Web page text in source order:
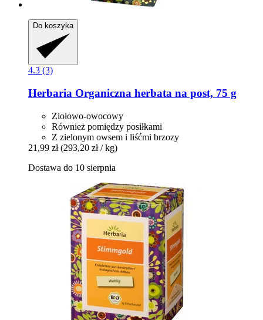
Do koszyka
4.3 (3)
Herbaria Organiczna herbata na post, 75 g
Ziołowo-owocowy
Również pomiędzy posiłkami
Z zielonym owsem i liśćmi brzozy
21,99 zł (293,20 zł / kg)
Dostawa do 10 sierpnia